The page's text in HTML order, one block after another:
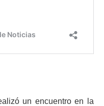
un encuentro en la